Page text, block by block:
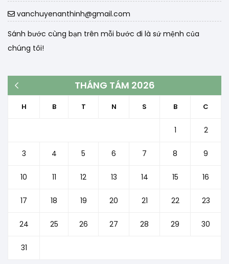
vanchuyenanthinh@gmail.com
Sánh bước cùng bạn trên mỗi bước đi là sứ mệnh của
chúng tôi!
THÁNG TÁM 2026
H B T N S B C
1 2
3 4 5 6 7 8 9
10 11 12 13 14 15 16
17 18 19 20 21 22 23
24 25 26 27 28 29 30
31